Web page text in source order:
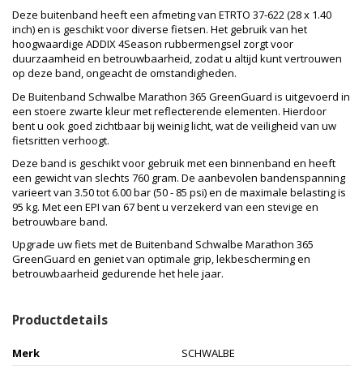
Deze buitenband heeft een afmeting van ETRTO 37-622 (28 x 1.40
inch) en is geschikt voor diverse fietsen. Het gebruik van het
hoogwaardige ADDIX 4Season rubbermengsel zorgt voor
duurzaamheid en betrouwbaarheid, zodat u altijd kunt vertrouwen
op deze band, ongeacht de omstandigheden.
De Buitenband Schwalbe Marathon 365 GreenGuard is uitgevoerd in
een stoere zwarte kleur met reflecterende elementen. Hierdoor
bent u ook goed zichtbaar bij weinig licht, wat de veiligheid van uw
fietsritten verhoogt.
Deze band is geschikt voor gebruik met een binnenband en heeft
een gewicht van slechts 760 gram. De aanbevolen bandenspanning
varieert van 3.50 tot 6.00 bar (50 - 85 psi) en de maximale belasting is
95 kg. Met een EPI van 67 bent u verzekerd van een stevige en
betrouwbare band.
Upgrade uw fiets met de Buitenband Schwalbe Marathon 365
GreenGuard en geniet van optimale grip, lekbescherming en
betrouwbaarheid gedurende het hele jaar.
Productdetails
Merk
SCHWALBE